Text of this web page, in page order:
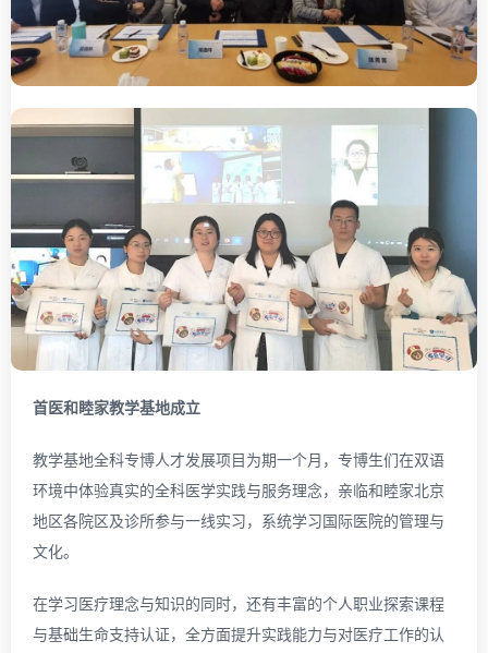
首医和睦家教学基地成立
教学基地全科专博人才发展项目为期一个月，专博生们在双语
环境中体验真实的全科医学实践与服务理念，亲临和睦家北京
地区各院区及诊所参与一线实习，系统学习国际医院的管理与
文化。
在学习医疗理念与知识的同时，还有丰富的个人职业探索课程
与基础生命支持认证，全方面提升实践能力与对医疗工作的认